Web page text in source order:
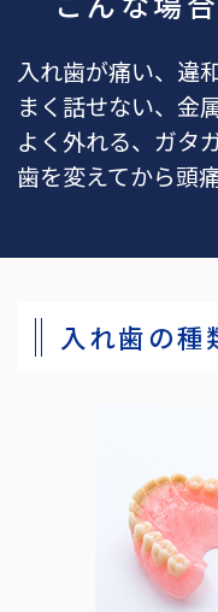
入れ歯が痛い、違
まく話せない、金
よく外れる、ガタ
歯を変えてから頭
入れ歯の種